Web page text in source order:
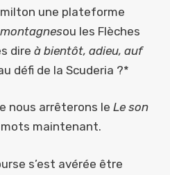
une plateforme
ou les Flèches
dire à bientôt, adieu, auf
défi de la Scuderia ?*
nous arrêterons le Le son
mots maintenant.
s’est avérée être